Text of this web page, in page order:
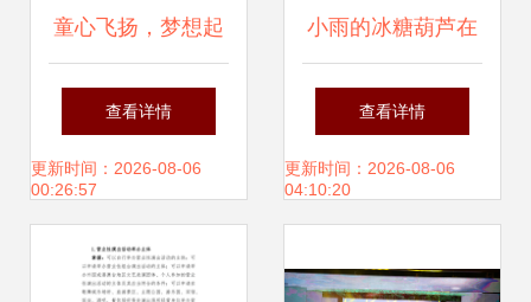
童心飞扬，梦想起
航——萍乡经开区
硖石小学举行庆“六
一”文艺汇演
查看详情
更新时间：2026-08-06
00:26:57
小雨的冰糖葫芦在
京首场巡演温暖启
幕，演绎酸甜人生
查看详情
更新时间：2026-08-06
04:10:20